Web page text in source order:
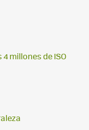
millones de ISO